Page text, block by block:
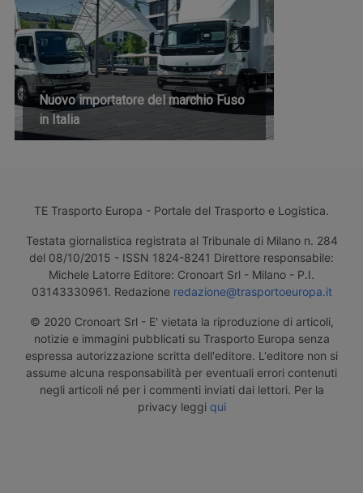
Nuovo importatore del marchio Fuso
in Italia
TE Trasporto Europa - Portale del Trasporto e Logistica.
Testata giornalistica registrata al Tribunale di Milano n. 284
del 08/10/2015 - ISSN 1824-8241 Direttore responsabile:
Michele Latorre Editore: Cronoart Srl - Milano - P.I.
03143330961. Redazione redazione@trasportoeuropa.it
© 2020 Cronoart Srl - E' vietata la riproduzione di articoli,
notizie e immagini pubblicati su Trasporto Europa senza
espressa autorizzazione scritta dell'editore. L'editore non si
assume alcuna responsabilità per eventuali errori contenuti
negli articoli né per i commenti inviati dai lettori. Per la
privacy leggi qui